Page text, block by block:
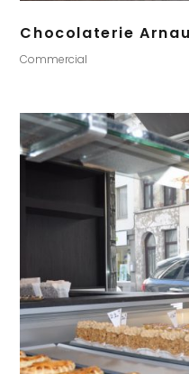
Chocolaterie
Commercial